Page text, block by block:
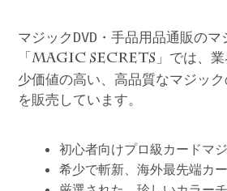
マジックDVD・手品用品通販の
「 MAGIC SECRETS 」では、
少価値の高い、高品質なマジッ
を販売しています。
初心者向けプロ級カードマ
希少で斬新、海外最先端カ